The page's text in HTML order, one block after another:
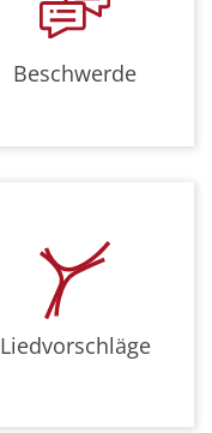
Beschwerde
Liedvorschläge